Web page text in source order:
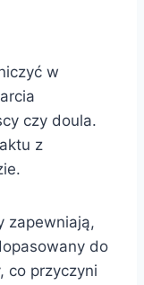
w
czy doula.
z
zapewniają,
do
co przyczyni